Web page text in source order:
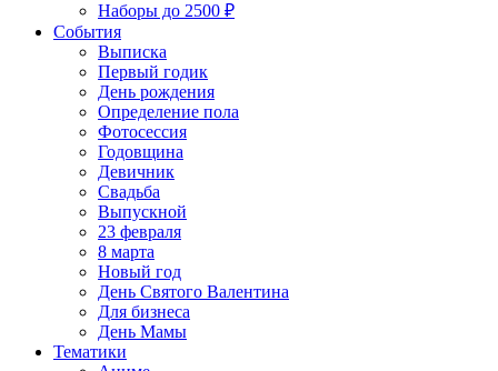
Наборы до 2500 ₽
События
Выписка
Первый годик
День рождения
Определение пола
Фотосессия
Годовщина
Девичник
Свадьба
Выпускной
23 февраля
8 марта
Новый год
День Святого Валентина
Для бизнеса
День Мамы
Тематики